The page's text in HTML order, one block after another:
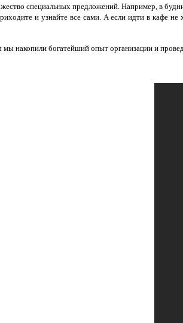
специальных предложений. Например, в
и узнайте все сами. А если идти в кафе
накопили богатейший опыт организации и